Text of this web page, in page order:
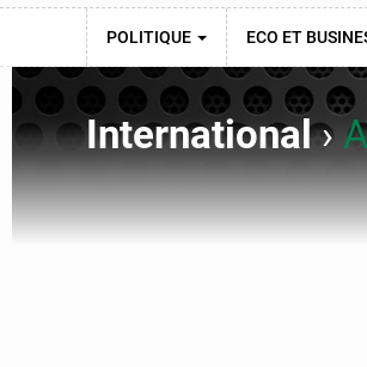
POLITIQUE ECO ET
International›